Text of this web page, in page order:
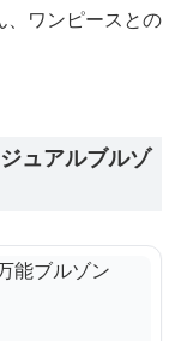
、ワンピースとの
ュアルブルゾ